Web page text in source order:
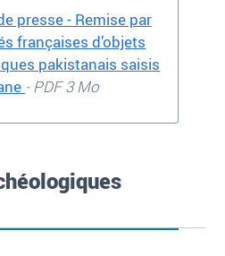
presse - Remise par
françaises d’objets
pakistanais saisis
- PDF 3 Mo